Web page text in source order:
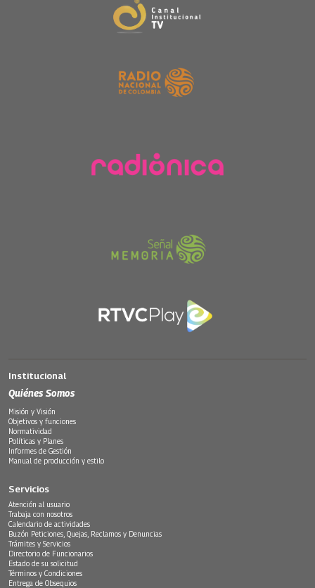
Institucional
Quiénes Somos
Misión y Visión
Objetivos y funciones
Normatividad
Políticas y Planes
Informes de Gestión
Manual de producción y estilo
Servicios
Atención al usuario
Trabaja con nosotros
Calendario de actividades
Buzón Peticiones, Quejas, Reclamos y Denuncias
Trámites y Servicios
Directorio de Funcionarios
Estado de su solicitud
Términos y Condiciones
Entrega de Obsequios